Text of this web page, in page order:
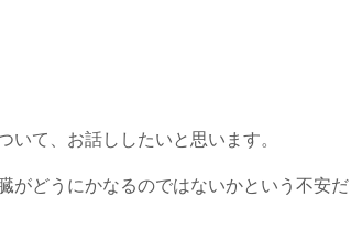
て、お話ししたいと思います。
どうにかなるのではないかという不安だ